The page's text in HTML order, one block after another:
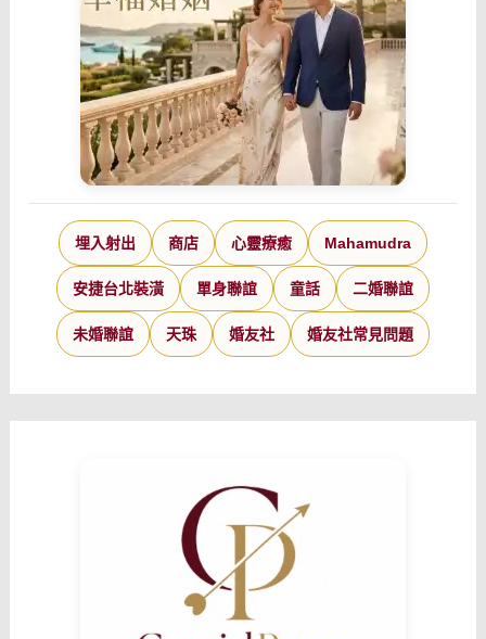
埋入射出 商店 心靈療癒 Mahamudra
安捷台北裝潢 單身聯誼 童話 二婚聯誼
未婚聯誼 天珠 婚友社 婚友社常見問題